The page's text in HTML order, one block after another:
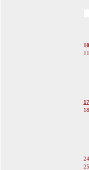
10
11
17
18
24
25